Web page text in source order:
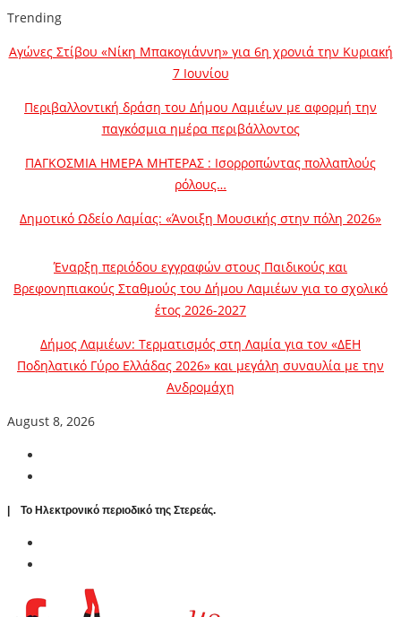
Trending
Αγώνες Στίβου «Νίκη Μπακογιάννη» για 6η χρονιά την Κυριακή
7 Ιουνίου
Περιβαλλοντική δράση του Δήμου Λαμιέων με αφορμή την
παγκόσμια ημέρα περιβάλλοντος
ΠΑΓΚΟΣΜΙΑ ΗΜΕΡΑ ΜΗΤΕΡΑΣ : Ισορροπώντας πολλαπλούς
ρόλους…
Δημοτικό Ωδείο Λαμίας: «Άνοιξη Μουσικής στην πόλη 2026»
Έναρξη περιόδου εγγραφών στους Παιδικούς και
Βρεφονηπιακούς Σταθμούς του Δήμου Λαμιέων για το σχολικό
έτος 2026-2027
Δήμος Λαμιέων: Τερματισμός στη Λαμία για τον «ΔΕΗ
Ποδηλατικό Γύρο Ελλάδας 2026» και μεγάλη συναυλία με την
Ανδρομάχη
August 8, 2026
| To Ηλεκτρονικό περιοδικό της Στερεάς.